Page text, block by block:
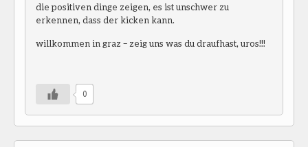
die positiven dinge zeigen, es ist unschwer zu
erkennen, dass der kicken kann.
willkommen in graz – zeig uns was du draufhast, uros!!!
0